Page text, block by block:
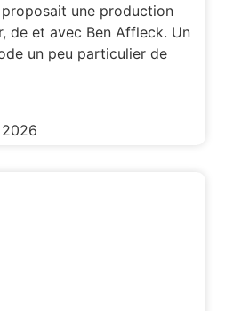
une production
de et avec Ben Affleck. Un
un peu particulier de